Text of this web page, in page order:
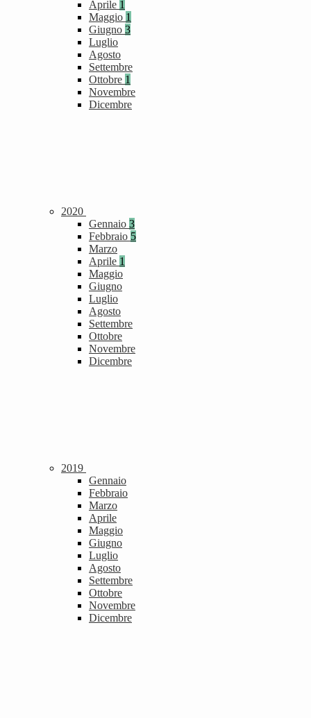
Aprile 1
Maggio 1
Giugno 3
Luglio
Agosto
Settembre
Ottobre 1
Novembre
Dicembre
2020
Gennaio 3
Febbraio 5
Marzo
Aprile 1
Maggio
Giugno
Luglio
Agosto
Settembre
Ottobre
Novembre
Dicembre
2019
Gennaio
Febbraio
Marzo
Aprile
Maggio
Giugno
Luglio
Agosto
Settembre
Ottobre
Novembre
Dicembre